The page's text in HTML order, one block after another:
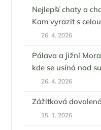
Nejlepší chaty a
Kam vyrazit s
26. 4. 2026
Pálava a jižní
kde se usíná nad
26. 4. 2026
Zážitková
15. 1. 2026